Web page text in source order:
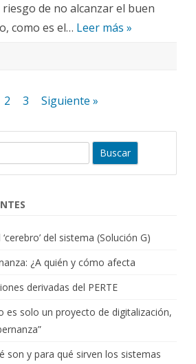
de no alcanzar el buen
como es el… Leer más »
2 3 Siguiente »
del sistema (Solución G)
¿A quién y cómo afecta
derivadas del PERTE
es solo un proyecto de digitalización,
son y para qué sirven los sistemas